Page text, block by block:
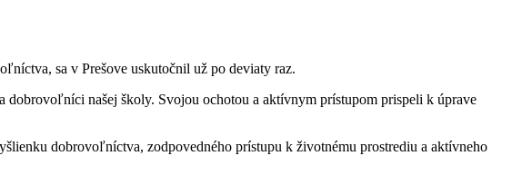
sa v Prešove uskutočnil už po deviaty raz.
dobrovoľníci našej školy. Svojou ochotou a aktívnym prístupom prispeli k úprave
dobrovoľníctva, zodpovedného prístupu k životnému prostrediu a aktívneho